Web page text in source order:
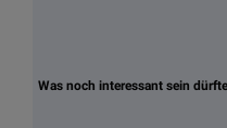
Was noch interessant sein